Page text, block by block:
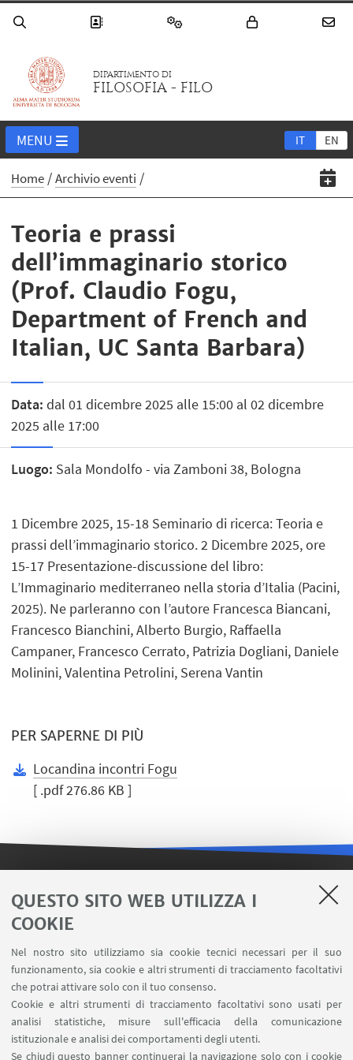
QUESTO SITO WEB UTILIZZA I
COOKIE
Nel nostro sito utilizziamo sia cookie tecnici necessari per il suo
funzionamento, sia cookie e altri strumenti di tracciamento facoltativi
che potrai attivare solo con il tuo consenso.
Cookie e altri strumenti di tracciamento facoltativi sono usati per
analisi statistiche, misure sull'efficacia della comunicazione
istituzionale e analisi dei comportamenti degli utenti.
Se chiudi questo banner continuerai la navigazione solo con i cookie
DIPARTIMENTO DI
FILOSOFIA - FILO
IT EN
MENU
Home Archivio eventi
Teoria e prassi
dell’immaginario storico
(Prof. Claudio Fogu,
Department of French and
Italian, UC Santa Barbara)
Data: dal 01 dicembre 2025 alle 15:00 al 02 dicembre
2025 alle 17:00
Luogo: Sala Mondolfo - via Zamboni 38, Bologna
1 Dicembre 2025, 15-18 Seminario di ricerca: Teoria e
prassi dell’immaginario storico. 2 Dicembre 2025, ore
15-17 Presentazione-discussione del libro:
L’Immaginario mediterraneo nella storia d’Italia (Pacini,
2025). Ne parleranno con l’autore Francesca Biancani,
Francesco Bianchini, Alberto Burgio, Raffaella
Campaner, Francesco Cerrato, Patrizia Dogliani, Daniele
Molinini, Valentina Petrolini, Serena Vantin
PER SAPERNE DI PIÙ
Locandina incontri Fogu
[ .pdf 276.86 KB ]
LINK UTILI
Area riservata FILO
U-Web Missioni
AlmaEsami
AlmaWifi
Proxy: connessione da remoto
InfoPoint Azzo Gardino